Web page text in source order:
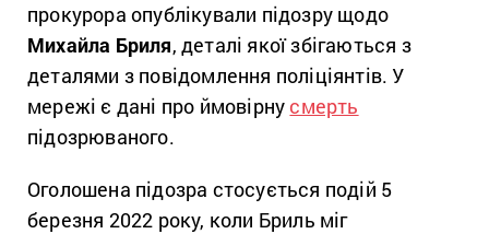
прокурора опублікували підозру щодо
Михайла Бриля, деталі якої збігаються з
деталями з повідомлення поліціянтів. У
мережі є дані про ймовірну смерть
підозрюваного.
Оголошена підозра стосується подій 5
березня 2022 року, коли Бриль міг